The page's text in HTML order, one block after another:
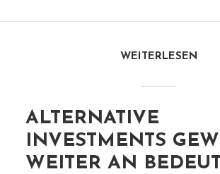
WEITERLESEN
ALTERNATIVE
INVESTMENTS
WEITER AN